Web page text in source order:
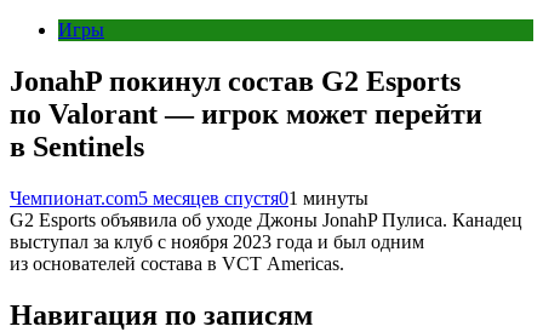
Игры
JonahP покинул состав G2 Esports
по Valorant — игрок может перейти
в Sentinels
Чемпионат.com5 месяцев спустя01 минуты
G2 Esports объявила об уходе Джоны JonahP Пулиса. Канадец
выступал за клуб с ноября 2023 года и был одним
из основателей состава в VCT Americas.
Навигация по записям